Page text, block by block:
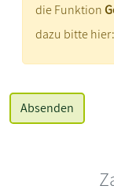
die Funktion
dazu bitte hier: